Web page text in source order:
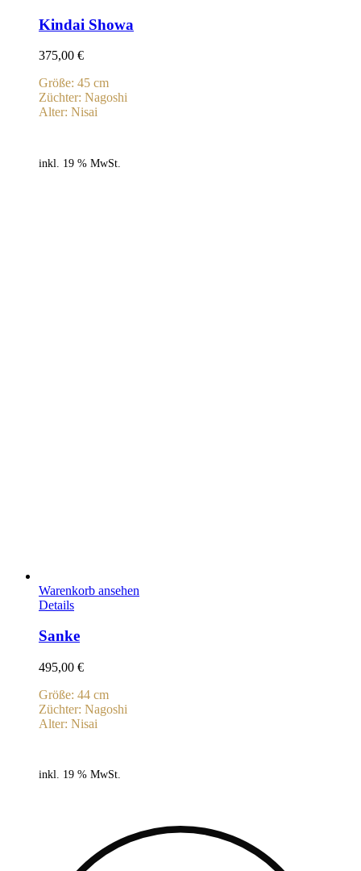
Kindai Showa
375,00 €
Größe: 45 cm
Züchter: Nagoshi
Alter: Nisai
inkl. 19 % MwSt.
Warenkorb ansehen
Details
Sanke
495,00 €
Größe: 44 cm
Züchter: Nagoshi
Alter: Nisai
inkl. 19 % MwSt.